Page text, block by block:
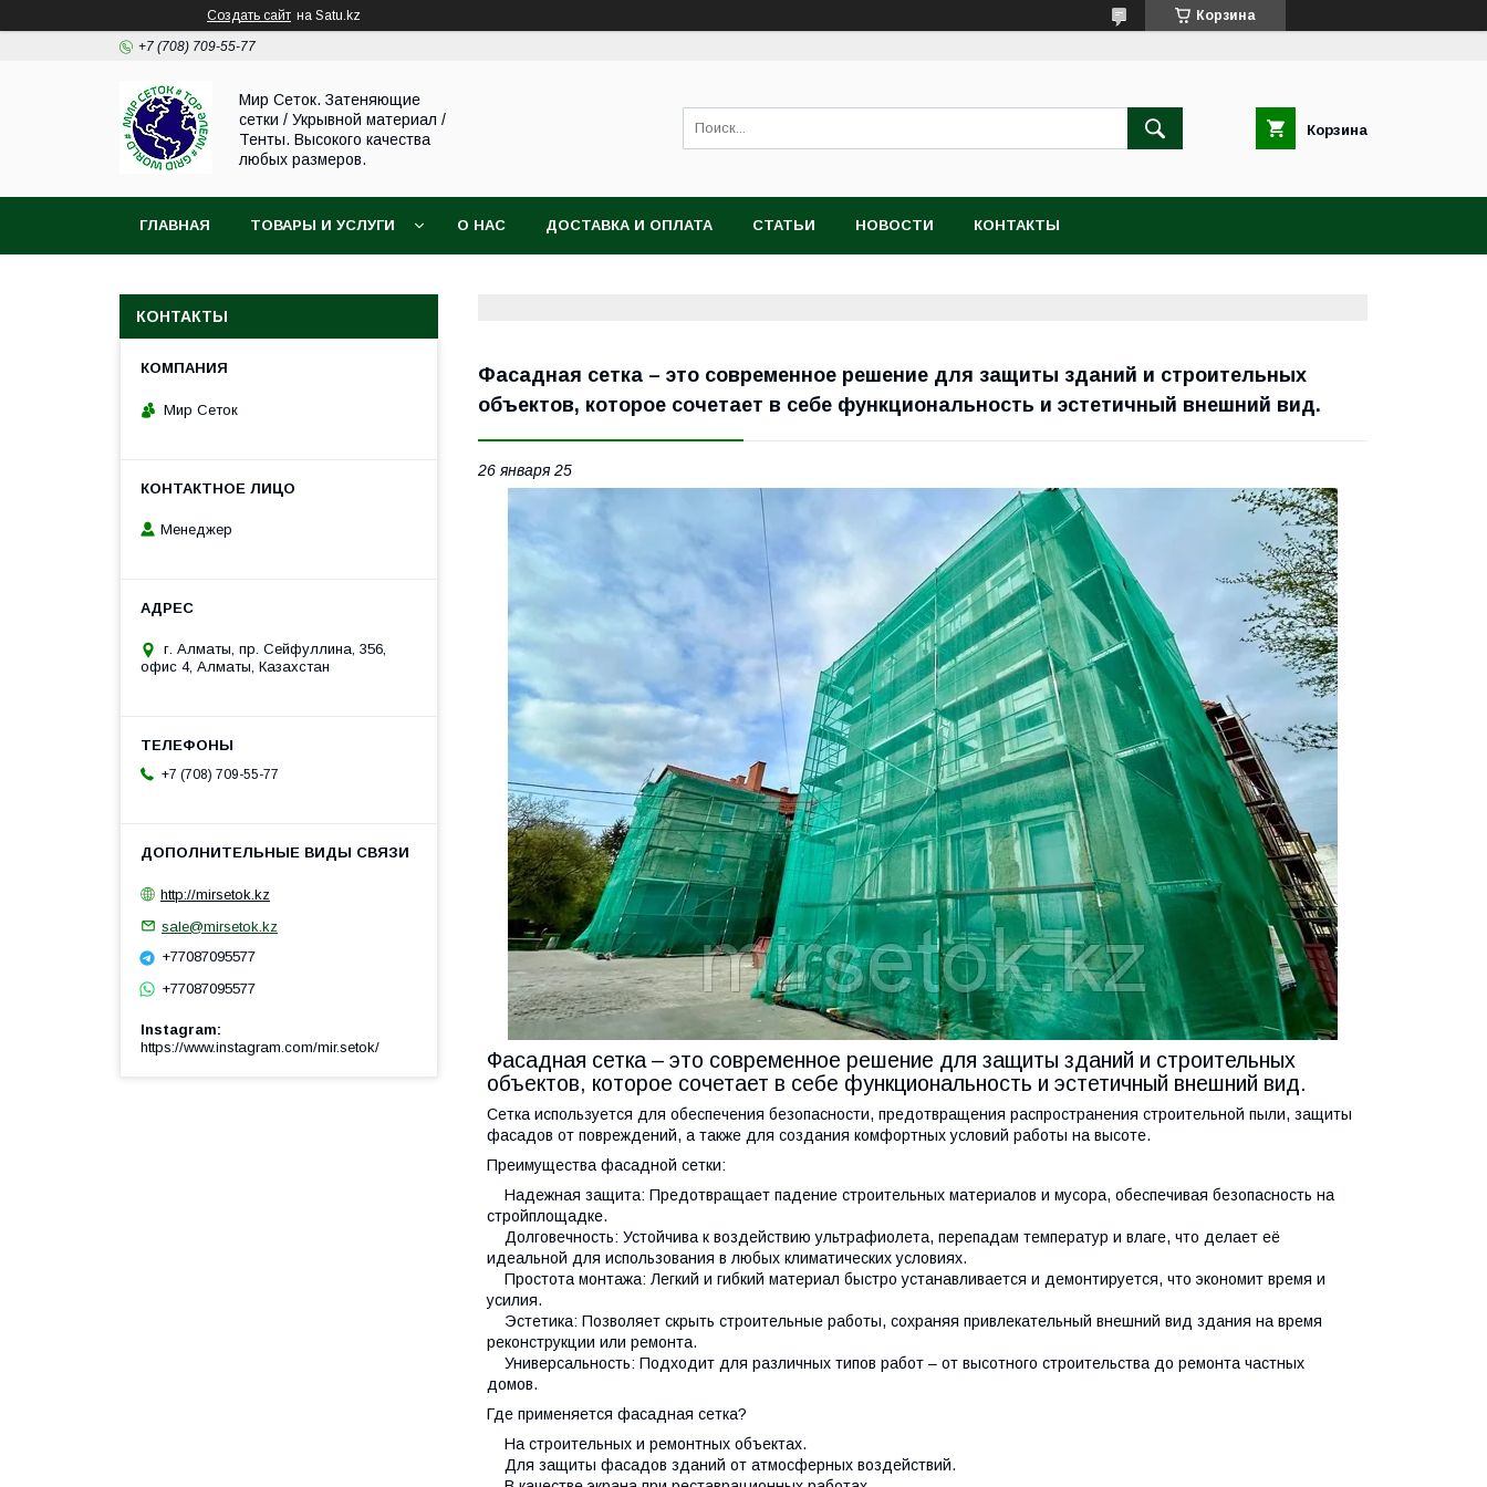
Создать сайт на Satu.kz Корзина
+7 (708) 709-55-77
Мир Сеток. Затеняющие
сетки / Укрывной материал /
Тенты. Высокого качества
любых размеров.
Корзина
ГЛАВНАЯ ТОВАРЫ И УСЛУГИ О НАС ДОСТАВКА И ОПЛАТА СТАТЬИ НОВОСТИ КОНТАКТЫ
Фасадная сетка – это современное решение для защиты зданий и строительных
объектов, которое сочетает в себе функциональность и эстетичный внешний вид.
26 января 25
Фасадная сетка – это современное решение для защиты зданий и строительных
объектов, которое сочетает в себе функциональность и эстетичный внешний вид.
Сетка используется для обеспечения безопасности, предотвращения распространения строительной пыли, защиты
фасадов от повреждений, а также для создания комфортных условий работы на высоте.
Преимущества фасадной сетки:
Надежная защита: Предотвращает падение строительных материалов и мусора, обеспечивая безопасность на
стройплощадке.
Долговечность: Устойчива к воздействию ультрафиолета, перепадам температур и влаге, что делает её
идеальной для использования в любых климатических условиях.
Простота монтажа: Легкий и гибкий материал быстро устанавливается и демонтируется, что экономит время и
усилия.
Эстетика: Позволяет скрыть строительные работы, сохраняя привлекательный внешний вид здания на время
реконструкции или ремонта.
Универсальность: Подходит для различных типов работ – от высотного строительства до ремонта частных
домов.
Где применяется фасадная сетка?
На строительных и ремонтных объектах.
Для защиты фасадов зданий от атмосферных воздействий.
КОНТАКТЫ
Мир Сеток
Менеджер
г. Алматы, пр. Сейфуллина, 356,
офис 4, Алматы, Казахстан
+7 (708) 709-55-77
http://mirsetok.kz
sale@mirsetok.kz
+77087095577
+77087095577
Instagram
https://www.instagram.com/mir.setok/